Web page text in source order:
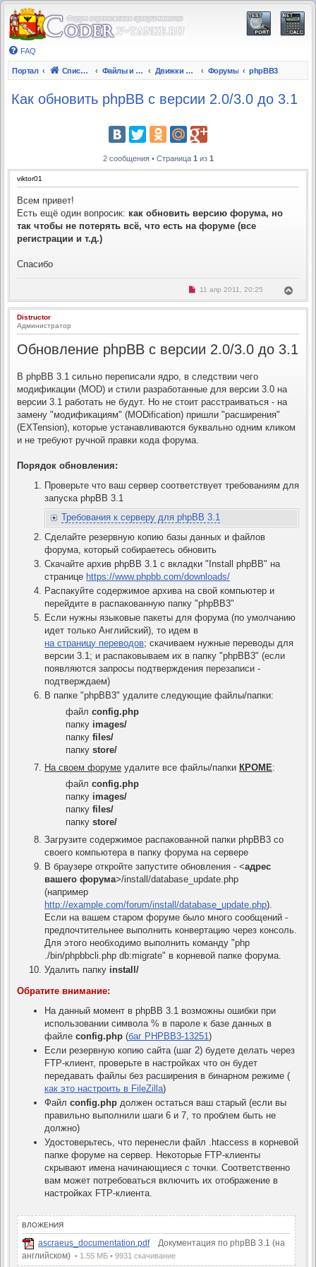
FAQ
Портал Список форумов Файлы и Инструкции Движки и скрипты на PHP Форумы phpBB3
Как обновить phpBB с версии 2.0/3.0 до 3.1
2 сообщения • Страница 1 из 1
viktor01
Всем привет!
Есть ещё один вопросик: как обновить версию форума, но
так чтобы не потерять всё, что есть на форуме (все
регистрации и т.д.)
Спасибо
е
р
Н
п
р
и
а
о
е
с
б
е
и
11 апр 2011, 20:25
Distructor
Администратор
Обновление phpBB с версии 2.0/3.0 до 3.1
В phpBB 3.1 сильно переписали ядро, в следствии чего
модификации (MOD) и стили разработанные для версии 3.0 на
версии 3.1 работать не будут. Но не стоит расстраиваться - на
замену "модификациям" (MODification) пришли "расширения"
(EXTension), которые устанавливаются буквально одним кликом
и не требуют ручной правки кода форума.
Порядок обновления:
Проверьте что ваш сервер соответствует требованиям для
запуска phpBB 3.1
Требования к серверу для phpBB 3.1
Сделайте резервную копию базы данных и файлов
форума, который собираетесь обновить
Скачайте архив phpBB 3.1 с вкладки "Install phpBB" на
странице https://www.phpbb.com/downloads/
Распакуйте содержимое архива на свой компьютер и
перейдите в распакованную папку "phpBB3"
Если нужны языковые пакеты для форума (по умолчанию
идет только Английский), то идем в
на страницу переводов; скачиваем нужные переводы для
версии 3.1; и распаковываем их в папку "phpBB3" (если
появляются запросы подтверждения перезаписи -
подтверждаем)
В папке "phpBB3" удалите следующие файлы/папки:
файл config.php
папку images/
папку files/
папку store/
На своем форуме удалите все файлы/папки КРОМЕ:
файл config.php
папку images/
папку files/
папку store/
Загрузите содержимое распакованной папки phpBB3 со
своего компьютера в папку форума на сервере
В браузере откройте запустите обновления - <адрес
вашего форума>/install/database_update.php
(например
http://example.com/forum/install/database_update.php).
Если на вашем старом форуме было много сообщений -
предпочтительнее выполнить конвертацию через консоль.
Для этого необходимо выполнить команду "php
./bin/phpbbcli.php db:migrate" в корневой папке форума.
Удалить папку install/
Обратите внимание:
На данный момент в phpBB 3.1 возможны ошибки при
использовании символа % в пароле к базе данных в
файле config.php (баг PHPBB3-13251)
Если резервную копию сайта (шаг 2) будете делать через
FTP-клиент, проверьте в настройках что он будет
передавать файлы без расширения в бинарном режиме (
как это настроить в FileZilla)
Файл config.php должен остаться ваш старый (если вы
правильно выполнили шаги 6 и 7, то проблем быть не
должно)
Удостоверьтесь, что перенесли файл .htaccess в корневой
папке форуме на сервер. Некоторые FTP-клиенты
скрывают имена начинающиеся с точки. Соответственно
вам может потребоваться включить их отображение в
настройках FTP-клиента.
ВЛОЖЕНИЯ
ascraeus_documentation.pdf
Документация по phpBB 3.1 (на
английском) • 1.55 МБ • 9931 скачивание